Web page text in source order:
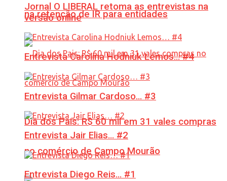
na retenção de IR para entidades
Dia dos Pais: R$ 60 mil em 31 vales compras
no comércio de Campo Mourão
Jornal O LIBERAL retoma as entrevistas na
versão online
Entrevista Carolina Hodniuk Lemos… #4
Entrevista Gilmar Cardoso… #3
Entrevista Jair Elias… #2
Entrevista Diego Reis… #1